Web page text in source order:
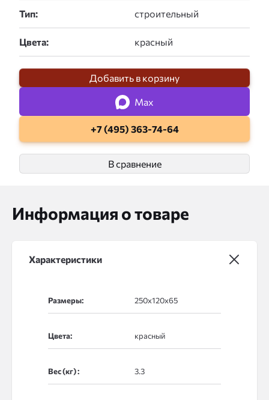
Тип:
Цвета:
Добавить в корзину
Max
+7 (495) 363-74-64
В сравнение
Информация о товаре
Характеристики
Размеры:
Цвета:
Вес (кг) :